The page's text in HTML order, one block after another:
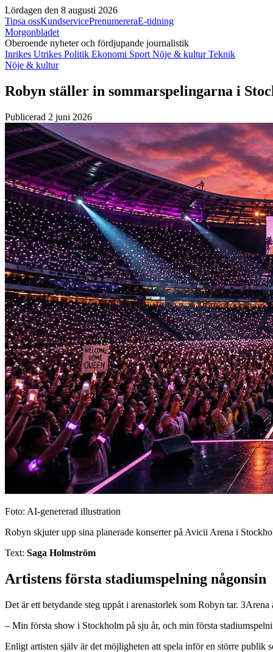
Lördagen den 8 augusti 2026
Tipsa ossKundservicePrenumereraE-tidning
Morgonbladet
Oberoende nyheter och fördjupande journalistik
Inrikes Utrikes Politik Ekonomi Sport Nöje & kulturTeknik
Nöje & kultur
Robyn ställer in sommarspelingarna i
Publicerad 2 juni 2026
Foto: AI-genererad illustration
Robyn skjuter upp sina planerade konserter på Avicii Arena i
Text: Saga Holmström
Artistens första stadiumspelning någonsin
Det är ett betydande steg uppåt i arenastorlek som Robyn tar.
– Min första show i Stockholm på sju år, och min första
Enligt artisten själv är det möjligheten att spela inför en större publik